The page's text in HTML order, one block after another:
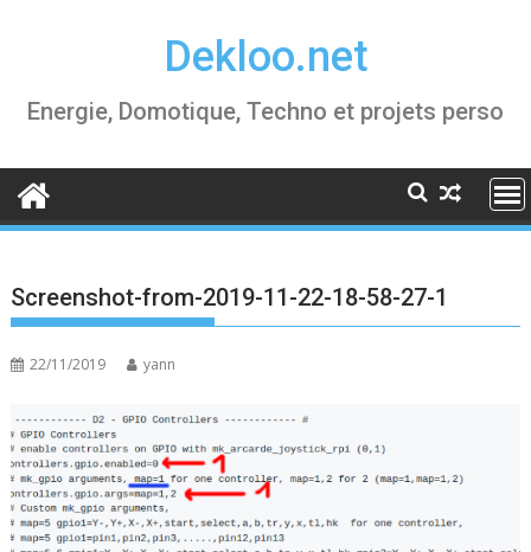
Dekloo.net
Energie, Domotique, Techno et projets perso
Screenshot-from-2019-11-22-18-58-27-1
22/11/2019 yann